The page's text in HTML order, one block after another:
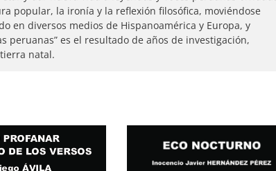
popular, la ironía y la reflexión filosófica, moviéndose
en diversos medios de Hispanoamérica y Europa, y
peruanas” es el resultado de años de investigación,
natal.